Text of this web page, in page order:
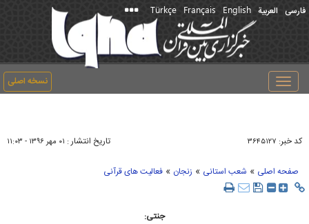
فارسی العربیة English
Français
Türkçe
نسخه اصلی
Toggle
navigation
کد خبر: ۳۶۴۵۱۲۷ تاریخ انتشار : ۰۱ مهر ۱۳۹۶ - ۱۱:۰۳
صفحه اصلی » شعب استانی » زنجان » فعالیت های قرآنی
جنتی: